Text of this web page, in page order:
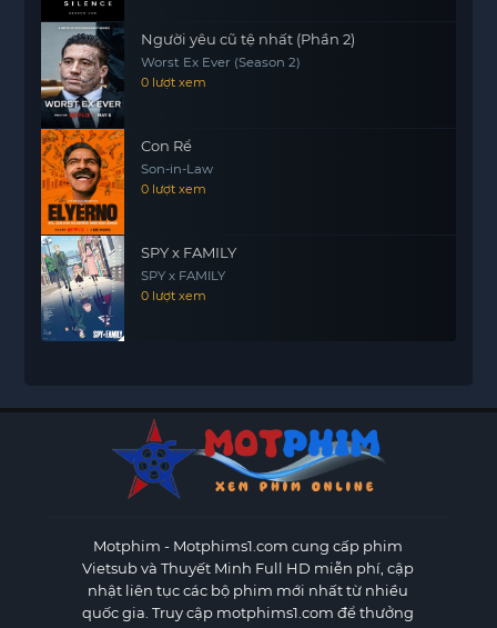
Người yêu cũ tệ nhất (Phần 2)
Worst Ex Ever (Season 2)
0 lượt xem
Con Rể
Son-in-Law
0 lượt xem
SPY x FAMILY
SPY x FAMILY
0 lượt xem
Motphim - Motphims1.com cung cấp phim
Vietsub và Thuyết Minh Full HD miễn phí, cập
nhật liên tục các bộ phim mới nhất từ nhiều
quốc gia. Truy cập motphims1.com để thưởng